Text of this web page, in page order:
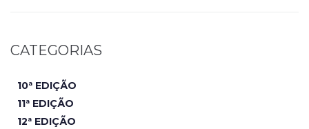
CATEGORIAS
10ª EDIÇÃO
11ª EDIÇÃO
12ª EDIÇÃO